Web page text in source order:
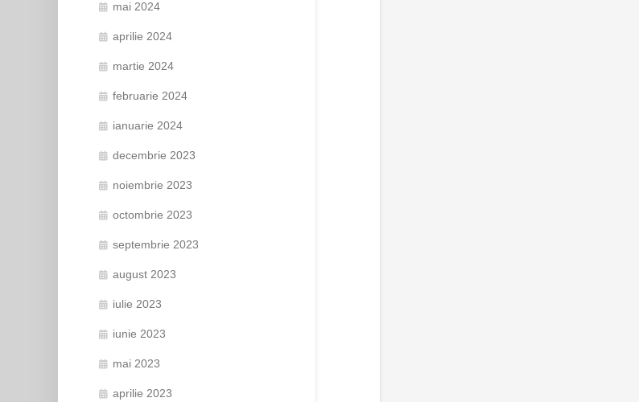
mai 2024
aprilie 2024
martie 2024
februarie 2024
ianuarie 2024
decembrie 2023
noiembrie 2023
octombrie 2023
septembrie 2023
august 2023
iulie 2023
iunie 2023
mai 2023
aprilie 2023